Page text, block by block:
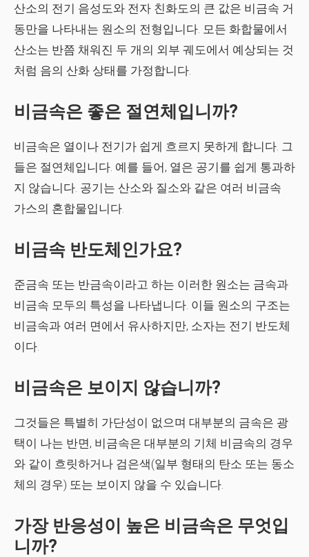
산소의 전기 음성도와 전자 친화도의 큰 값은 비금속 거
동만을 나타내는 원소의 전형입니다. 모든 화합물에서
산소는 반쯤 채워진 두 개의 외부 궤도에서 예상되는 것
처럼 음의 산화 상태를 가정합니다.
비금속은 좋은 절연체입니까?
비금속은 열이나 전기가 쉽게 흐르지 못하게 합니다. 그
들은 절연체입니다. 예를 들어, 열은 공기를 쉽게 통과하
지 않습니다. 공기는 산소와 질소와 같은 여러 비금속
가스의 혼합물입니다.
비금속 반도체인가요?
준금속 또는 반금속이라고 하는 이러한 원소는 금속과
비금속 모두의 특성을 나타냅니다. 이들 원소의 구조는
비금속과 여러 면에서 유사하지만, 소자는 전기 반도체
이다.
비금속은 보이지 않습니까?
그것들은 특별히 가단성이 없으며 대부분의 금속은 광
택이 나는 반면, 비금속은 대부분의 기체 비금속의 경우
와 같이 흐릿하거나 검은색(일부 형태의 탄소 또는 동소
체의 경우) 또는 보이지 않을 수 있습니다.
가장 반응성이 높은 비금속은 무엇입
니까?